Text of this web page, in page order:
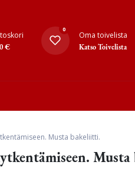
€
0
Oma toivelista
Katso Toivelista
Musta bakeliitti.